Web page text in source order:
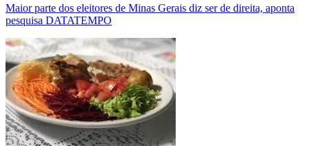
Maior parte dos eleitores de Minas Gerais diz ser de direita, aponta
pesquisa DATATEMPO